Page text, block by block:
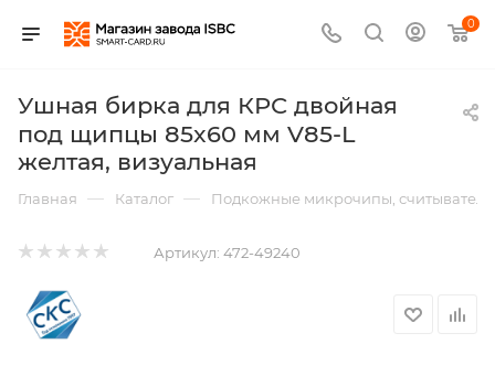
0
Ушная бирка для КРС двойная
под щипцы 85x60 мм V85-L
желтая, визуальная
Главная — Каталог — Подкожные микрочипы,
Артикул: 472-49240